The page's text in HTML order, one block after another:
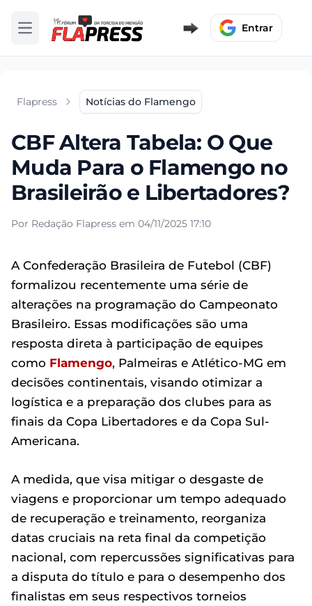
Abrir menu Entrar
Flapress Notícias do Flamengo
CBF Altera Tabela: O Que
Muda Para o Flamengo no
Brasileirão e Libertadores?
Por Redação Flapress em 04/11/2025 17:10
A Confederação Brasileira de Futebol (CBF)
formalizou recentemente uma série de
alterações na programação do Campeonato
Brasileiro. Essas modificações são uma
resposta direta à participação de equipes
como Flamengo, Palmeiras e Atlético-MG em
decisões continentais, visando otimizar a
logística e a preparação dos clubes para as
finais da Copa Libertadores e da Copa Sul-
Americana.
A medida, que visa mitigar o desgaste de
viagens e proporcionar um tempo adequado
de recuperação e treinamento, reorganiza
datas cruciais na reta final da competição
nacional, com repercussões significativas para
a disputa do título e para o desempenho dos
finalistas em seus respectivos torneios